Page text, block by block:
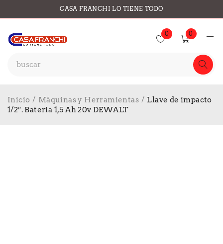
CASA FRANCHI LO TIENE TODO
0 0
Inicio / Máquinas y Herramientas / Llave de impacto
1/2″. Bateria 1,5 Ah 20v DEWALT